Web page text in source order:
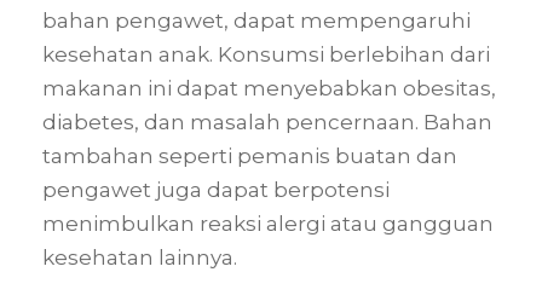
bahan pengawet, dapat mempengaruhi
kesehatan anak. Konsumsi berlebihan dari
makanan ini dapat menyebabkan obesitas,
diabetes, dan masalah pencernaan. Bahan
tambahan seperti pemanis buatan dan
pengawet juga dapat berpotensi
menimbulkan reaksi alergi atau gangguan
kesehatan lainnya.